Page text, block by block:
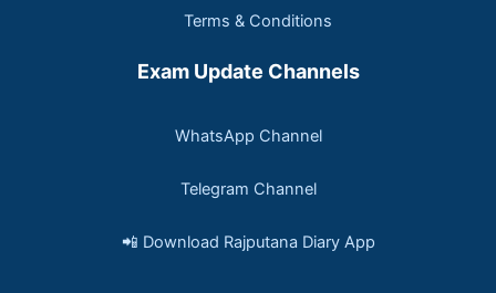
Terms & Conditions
Exam Update Channels
WhatsApp Channel
Telegram Channel
📲 Download Rajputana Diary App